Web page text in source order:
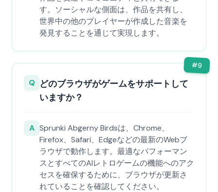
す。ソーシャルな側面は、作品を共有し、
世界中の他のプレイヤーが作成した音楽を
発見することを通じて実現します。
#9
Q どのブラウザがゲームをサポートして
いますか？
A Sprunki Abgerny Birdsは、Chrome、
Firefox、Safari、Edgeなどの最新のWebブ
ラウザで動作します。最適なパフォーマン
スとすべてのAIレトロゲームの機能へのアク
セスを確保するために、ブラウザが更新さ
れていることを確認してください。